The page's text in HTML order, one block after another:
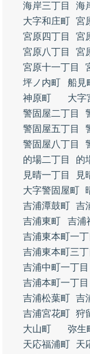
海岸三丁目
海
大字和庄町 宮
宮原四丁目
宮
宮原八丁目
宮
宮原十一丁目
坪ノ内町
船見
神原町
大字
警固屋二丁目
警固屋五丁目
警固屋八丁目
的場二丁目
的
見晴一丁目
見
大字警固屋町
吉浦潭鼓町 吉
吉浦東町
吉浦
吉浦東本町一丁
吉浦東本町三丁
吉浦中町一丁目
吉浦本町一丁目
吉浦松葉町 吉
吉浦宮花町 狩
大山町
弥生
天応福浦町
天